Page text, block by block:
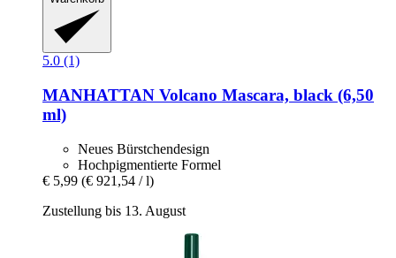
5.0 (1)
MANHATTAN Volcano Mascara, black (6,50
ml)
Neues Bürstchendesign
Hochpigmentierte Formel
€ 5,99 (€ 921,54 / l)
Zustellung bis 13. August